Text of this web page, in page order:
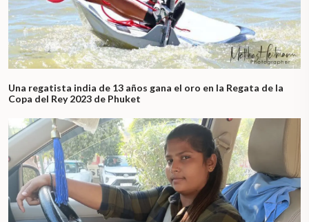
Una regatista india de 13 años gana el oro en la Regata de la
Copa del Rey 2023 de Phuket